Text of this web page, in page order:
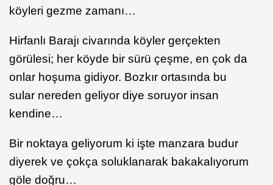
köyleri gezme zamanı…
Hirfanlı Barajı civarında köyler gerçekten
görülesi; her köyde bir sürü çeşme, en çok da
onlar hoşuma gidiyor. Bozkır ortasında bu
sular nereden geliyor diye soruyor insan
kendine…
Bir noktaya geliyorum ki işte manzara budur
diyerek ve çokça soluklanarak bakakalıyorum
göle doğru…